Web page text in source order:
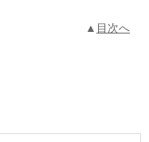
▲ 目次へ